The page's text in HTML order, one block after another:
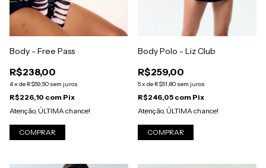
Body - Free Pass
R$238,00
4x de R$59,50 sem juros
R$226,10 com Pix
Atenção, ÚLTIMA chance!
COMPRAR
Body Polo - Liz Club
R$259,00
5x de R$51,80 sem juros
R$246,05 com Pix
Atenção, ÚLTIMA chance!
COMPRAR